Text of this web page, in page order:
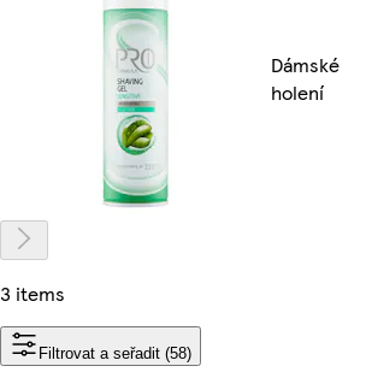
Dámské
holení
3 items
Filtrovat a seřadit (58)